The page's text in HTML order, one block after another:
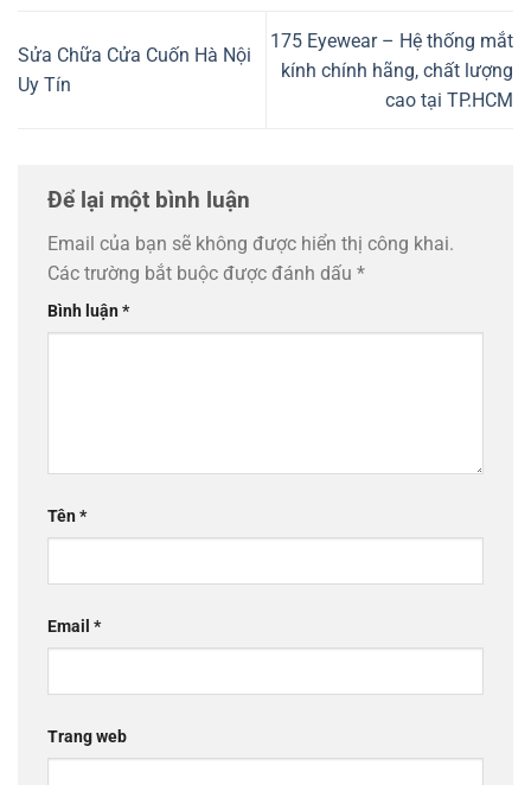
Sửa Chữa Cửa Cuốn Hà Nội
Uy Tín
175 Eyewear – Hệ thống mắt
kính chính hãng, chất lượng
cao tại TP.HCM
Để lại một bình luận
Email của bạn sẽ không được hiển thị công khai.
Các trường bắt buộc được đánh dấu *
Bình luận*
Tên*
Email *
Trang web